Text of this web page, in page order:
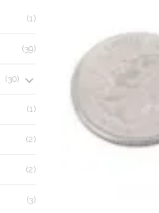
(1)
(39)
(30)
(1)
(2)
(2)
(3)